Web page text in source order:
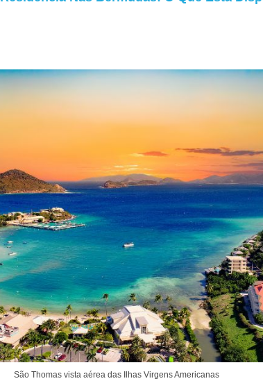
São Thomas vista aérea das Ilhas Virgens Americanas